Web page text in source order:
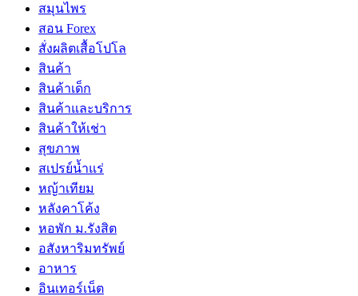
สมุนไพร
สอน Forex
สั่งผลิตเสื้อโปโล
สินค้า
สินค้าเด็ก
สินค้าและบริการ
สินค้าให้เช่า
สุขภาพ
สเปรย์น้ำแร่
หญ้าเทียม
หลังคาโค้ง
หอพัก ม.รังสิต
อสังหาริมทรัพย์
อาหาร
อินเทอร์เน็ต